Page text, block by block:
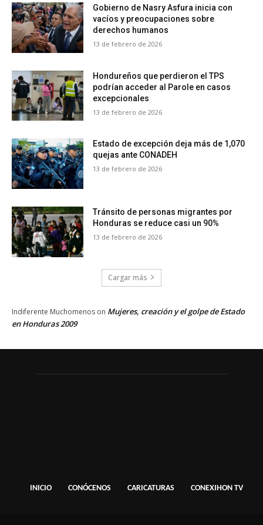
Gobierno de Nasry Asfura inicia con
vacíos y preocupaciones sobre
derechos humanos
13 de febrero de 2026
Hondureños que perdieron el TPS
podrían acceder al Parole en casos
excepcionales
13 de febrero de 2026
Estado de excepción deja más de 1,070
quejas ante CONADEH
13 de febrero de 2026
Tránsito de personas migrantes por
Honduras se reduce casi un 90%
13 de febrero de 2026
Cargar más
Indiferente Muchomenos on Mujeres, creación y el golpe de Estado
en Honduras 2009
INICIO CONÓCENOS CARICATURAS CONEXIHON TV